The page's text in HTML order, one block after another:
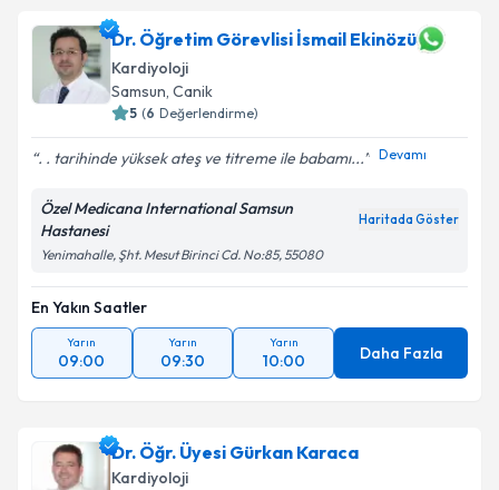
Dr. Öğretim Görevlisi İsmail Ekinözü
Kardiyoloji
Samsun, Canik
5 (6 Değerlendirme)
. . tarihinde yüksek ateş ve titreme ile babamı... Devamı
Özel Medicana International Samsun
Hastanesi
Haritada Göster
Yenimahalle, Şht. Mesut Birinci Cd. No:85, 55080
En Yakın Saatler
Yarın
09:00
Yarın
09:30
Yarın
10:00 Daha Fazla
Dr. Öğr. Üyesi Gürkan Karaca
Kardiyoloji